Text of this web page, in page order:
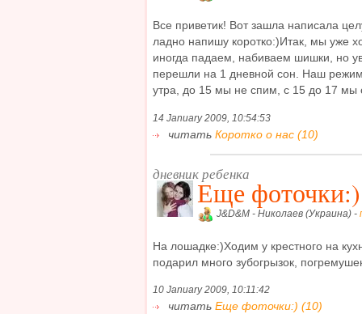
Все приветик! Вот зашла написала
ладно напишу коротко:)Итак, мы уже
иногда падаем, набиваем шишки, но
перешли на 1 дневной сон. Наш
утра, до 15 мы не спим, с 15 до 17 мы
14 January 2009, 10:54:53
читать Коротко о нас (10)
дневник ребенка
Еще фоточки:)
J&D&M - Николаев (Украина) -
На лошадке:)Ходим у крестного на
подарил много зубогрызок,
10 January 2009, 10:11:42
читать Еще фоточки:) (10)